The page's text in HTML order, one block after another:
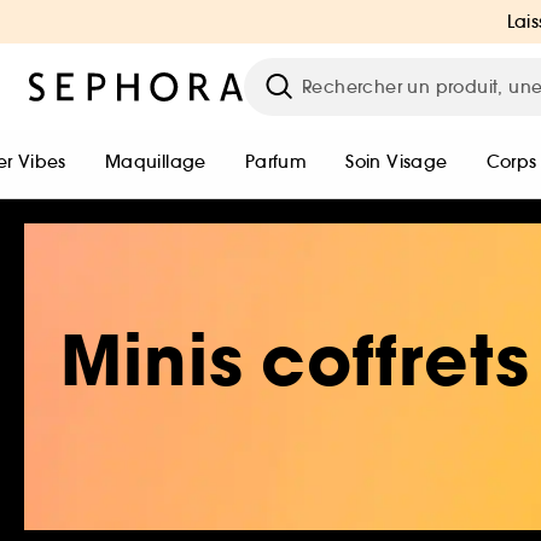
Vibes Maquillage Parfum Soin Visage Corps
Minis coffrets